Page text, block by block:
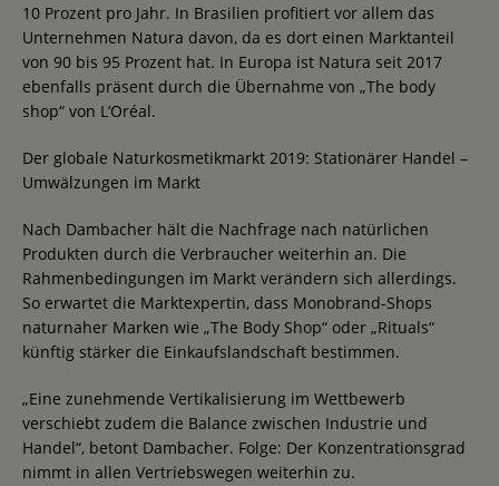
10 Prozent pro Jahr. In Brasilien profitiert vor allem das
Unternehmen Natura davon, da es dort einen Marktanteil
von 90 bis 95 Prozent hat. In Europa ist Natura seit 2017
ebenfalls präsent durch die Übernahme von „The body
shop“ von L’Oréal.
Der globale Naturkosmetikmarkt 2019: Stationärer Handel –
Umwälzungen im Markt
Nach Dambacher hält die Nachfrage nach natürlichen
Produkten durch die Verbraucher weiterhin an. Die
Rahmenbedingungen im Markt verändern sich allerdings.
So erwartet die Marktexpertin, dass Monobrand-Shops
naturnaher Marken wie „The Body Shop“ oder „Rituals“
künftig stärker die Einkaufslandschaft bestimmen.
„Eine zunehmende Vertikalisierung im Wettbewerb
verschiebt zudem die Balance zwischen Industrie und
Handel“, betont Dambacher. Folge: Der Konzentrationsgrad
nimmt in allen Vertriebswegen weiterhin zu.